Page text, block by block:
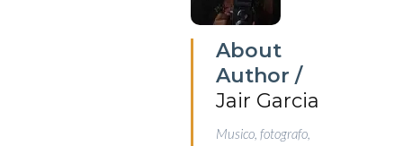
About
Author /
Jair Garcia
Musico, fotografo,